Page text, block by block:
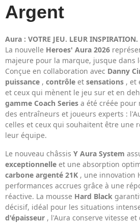
Argent
Aura : VOTRE JEU. LEUR INSPIRATION.
La nouvelle Heroes' Aura 2026
majeure pour la marque, jusque dans
Conçue en collaboration avec Danny
puissance , contrôle et sensations , et
et ceux qui mènent le jeu sur et en
gamme Coach Series a été créée pour
des entraîneurs et joueurs experts :
celles et ceux qui souhaitent être une
leur équipe.
Le nouveau châssis Y Aura System
exceptionnelle et une absorption
carbone argenté 21K , une innovation
performances accrues grâce à une
réactive. La mousse Hard Black
décisif, idéal pour les situations
d'épaisseur , l'Aura conserve vitesse